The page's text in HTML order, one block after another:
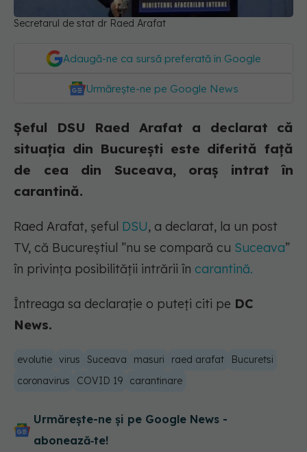
Secretarul de stat dr Raed Arafat
Adaugă-ne ca sursă preferată în Google
Urmărește-ne pe Google News
Șeful DSU Raed Arafat a declarat că
situația din București este diferită față
de cea din Suceava, oraș intrat în
carantină.
Raed Arafat, șeful DSU, a declarat, la un post
TV, că Bucureștiul ”nu se compară cu Suceava”
în privința posibilității intrării în carantină.
Întreaga sa declarație o puteți citi pe DC
News.
evolutie virus Suceava masuri raed arafat
Bucuretsi
coronavirus
COVID 19 carantinare
Urmărește-ne și pe Google News -
abonează‑te!